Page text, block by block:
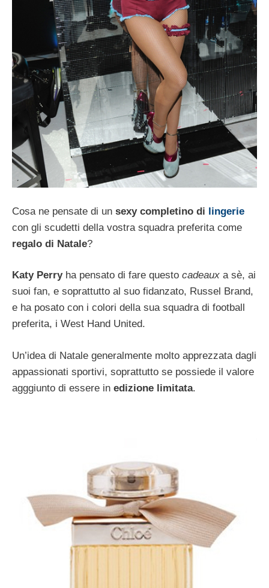
Cosa ne pensate di un sexy completino di lingerie
con gli scudetti della vostra squadra preferita come
regalo di Natale?
Katy Perryha pensato di fare questo cadeaux a sè, ai
suoi fan, e soprattutto al suo fidanzato, Russel Brand,
e ha posato con i colori della sua squadra di football
preferita, i West Hand United.
Un’idea di Natale generalmente molto apprezzata dagli
appassionati sportivi, soprattutto se possiede il valore
agggiunto di essere in edizione limitata.